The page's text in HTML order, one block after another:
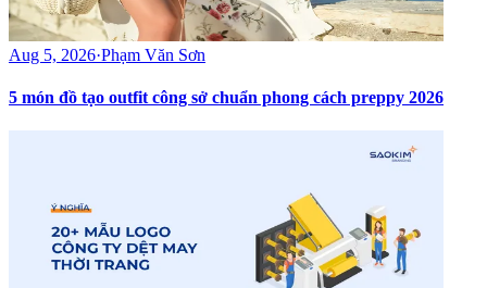
Aug 5, 2026·Phạm Văn Sơn
5 món đồ tạo outfit công sở chuẩn phong cách preppy 2026